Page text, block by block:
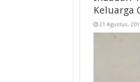
Keluarga
21 Agustus,